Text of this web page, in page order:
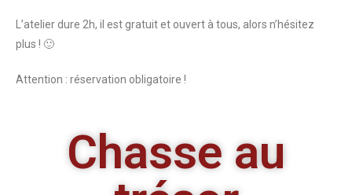
L’atelier dure 2h, il est gratuit et ouvert à tous, alors n’hésitez
plus ! 🙂
Attention : réservation obligatoire !
Chasse au